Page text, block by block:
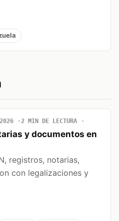
2 MIN DE LECTURA
y documentos en
registros, notarias,
con legalizaciones y